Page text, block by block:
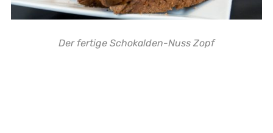
Der fertige Schokalden-Nuss Zopf